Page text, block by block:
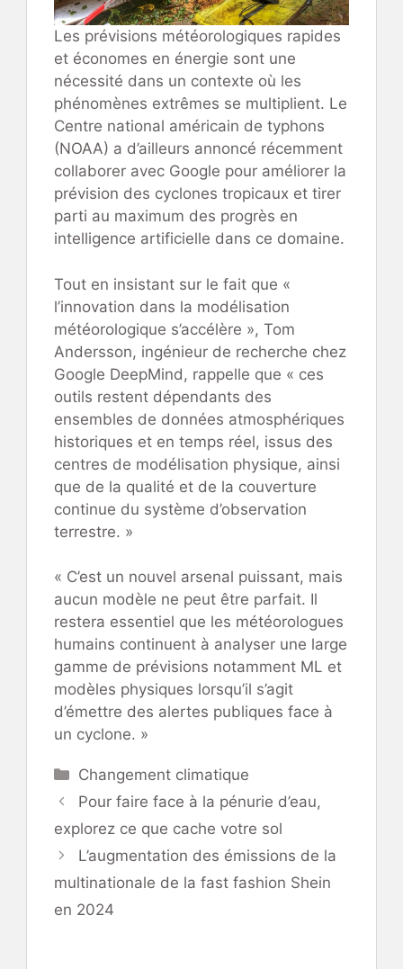
Les prévisions météorologiques rapides
et économes en énergie sont une
nécessité dans un contexte où les
phénomènes extrêmes se multiplient. Le
Centre national américain de typhons
(NOAA) a d’ailleurs annoncé récemment
collaborer avec Google pour améliorer la
prévision des cyclones tropicaux et tirer
parti au maximum des progrès en
intelligence artificielle dans ce domaine.
Tout en insistant sur le fait que «
l’innovation dans la modélisation
météorologique s’accélère », Tom
Andersson, ingénieur de recherche chez
Google DeepMind, rappelle que « ces
outils restent dépendants des
ensembles de données atmosphériques
historiques et en temps réel, issus des
centres de modélisation physique, ainsi
que de la qualité et de la couverture
continue du système d’observation
terrestre. »
« C’est un nouvel arsenal puissant, mais
aucun modèle ne peut être parfait. Il
restera essentiel que les météorologues
humains continuent à analyser une large
gamme de prévisions notamment ML et
modèles physiques lorsqu’il s’agit
d’émettre des alertes publiques face à
un cyclone. »
Catégories
Changement climatique
Pour faire face à la pénurie d’eau,
explorez ce que cache votre sol
L’augmentation des émissions de la
multinationale de la fast fashion Shein
en 2024